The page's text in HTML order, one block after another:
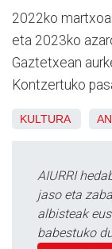
2022ko
eta 2023ko
Gaztetxean
Kontzertuko
KULTURA
AIURRI
jaso eta
albisteak
babestuko